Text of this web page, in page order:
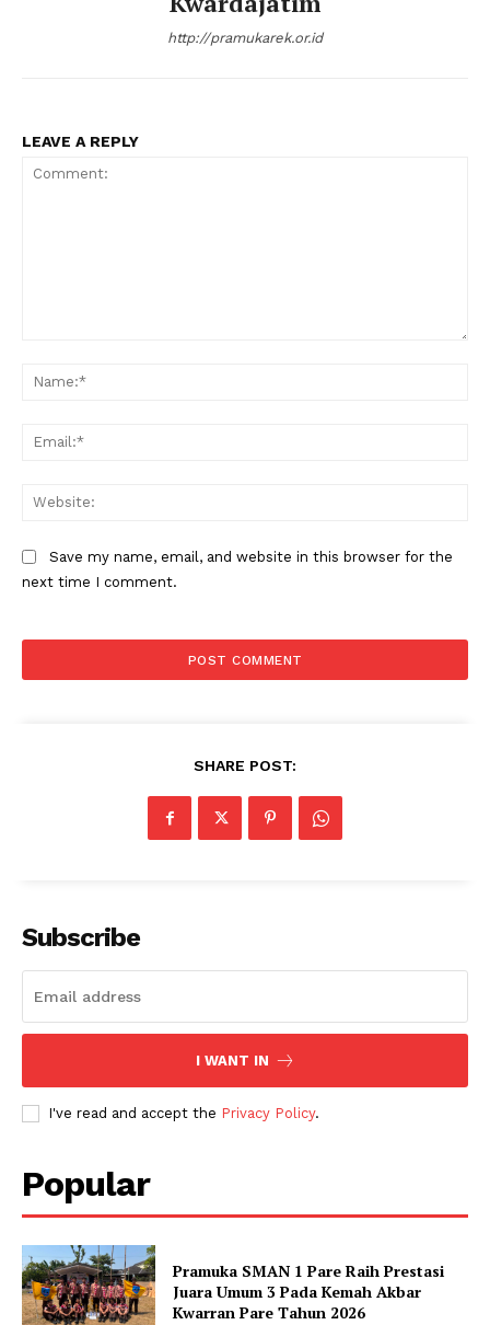
http://pramukarek.or.id
LEAVE A REPLY
Save my name, email, and website in this browser for the
next time I comment.
SHARE POST:
Subscribe
I WANT IN
I've read and accept the Privacy Policy.
Popular
Pramuka SMAN 1 Pare Raih Prestasi
Juara Umum 3 Pada Kemah Akbar
Kwarran Pare Tahun 2026